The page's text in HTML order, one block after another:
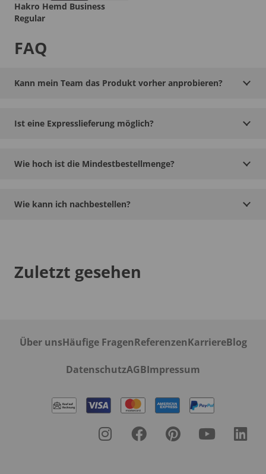
Hakro Hemd Business
Regular
FAQ
Kann mein Team das Produkt vorher anprobieren?
Ist eine Expresslieferung möglich?
Wie hoch ist die Mindestbestellmenge?
Wie kann ich nachbestellen?
Zuletzt gesehen
Über unsHäufige FragenReferenzenKarriereBlog
DatenschutzAGBImpressum